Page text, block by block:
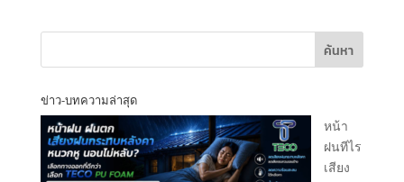
ค้นหา
ข่าว-บทความล่าสุด
หน้า
ฝนทีไร
เสียง
T.A.S CORPRATION
PRODUCT INQUIRY